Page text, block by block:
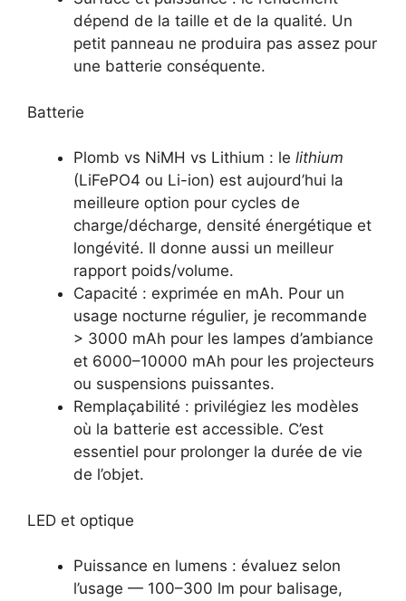
dépend de la taille et de la qualité. Un
petit panneau ne produira pas assez pour
une batterie conséquente.
Batterie
Plomb vs NiMH vs Lithium : le lithium
(LiFePO4 ou Li-ion) est aujourd’hui la
meilleure option pour cycles de
charge/décharge, densité énergétique et
longévité. Il donne aussi un meilleur
rapport poids/volume.
Capacité : exprimée en mAh. Pour un
usage nocturne régulier, je recommande
> 3000 mAh pour les lampes d’ambiance
et 6000–10000 mAh pour les projecteurs
ou suspensions puissantes.
Remplaçabilité : privilégiez les modèles
où la batterie est accessible. C’est
essentiel pour prolonger la durée de vie
de l’objet.
LED et optique
Puissance en lumens : évaluez selon
l’usage — 100–300 lm pour balisage,